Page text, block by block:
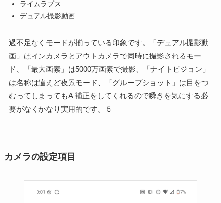
ライムラプス
デュアル撮影動画
過不足なくモードが揃っている印象です。「デュアル撮影動
画」はインカメラとアウトカメラで同時に撮影されるモー
ド、「最大画素」は5000万画素で撮影、「ナイトビジョン」
は名称は違えど夜景モード、「グループショット」は目をつ
むってしまってもAI補正をしてくれるので瞬きを気にする必
要がなくかなり実用的です。５
カメラの設定項目